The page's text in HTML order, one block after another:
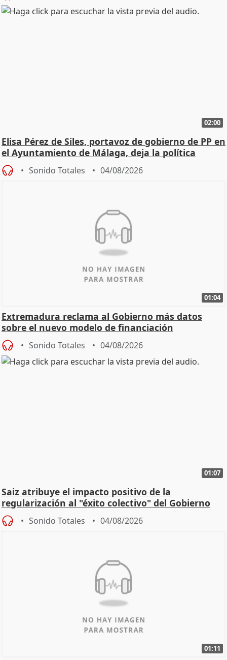
02:00
Elisa Pérez de Siles, portavoz de gobierno de PP en
el Ayuntamiento de Málaga, deja la política
Sonido Totales 04/08/2026
01:04
Extremadura reclama al Gobierno más datos
sobre el nuevo modelo de financiación
Sonido Totales 04/08/2026
01:07
Saiz atribuye el impacto positivo de la
regularización al "éxito colectivo" del Gobierno
Sonido Totales 04/08/2026
01:11